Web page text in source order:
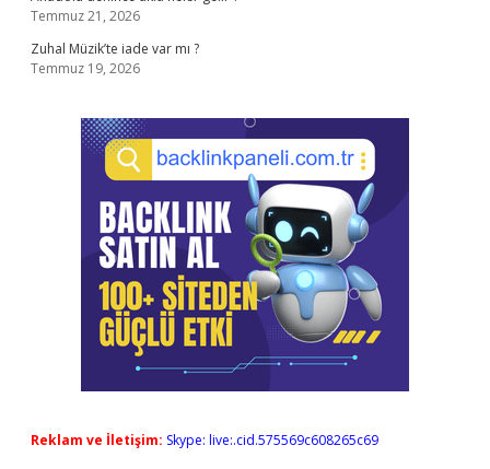
Temmuz 21, 2026
Zuhal Müzik’te iade var mı ?
Temmuz 19, 2026
Reklam ve İletişim: Skype: live:.cid.575569c608265c69